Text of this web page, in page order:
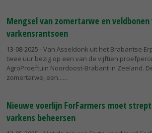
Mengsel van zomertarwe en
varkensrantsoen
13-08-2025 - Van Asseldonk uit het Brabantse
twee uur bezig op een van de vijftien
AgroProeftuin Noordoost-Brabant in Zeeland.
zomertarwe, een...
Nieuwe voerlijn ForFarmers moet
varkens beheersen